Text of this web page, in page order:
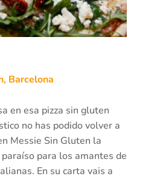
Barcelona
en esa pizza sin gluten
no has podido volver a
Messie Sin Gluten la
para los amantes de
En su carta vais a